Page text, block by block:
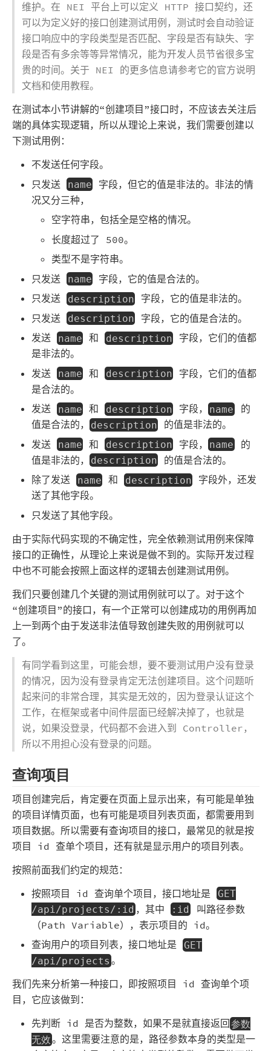
维护。在 NEI 平台上可以定义 HTTP 接口契约，还
可以为定义好的接口创建测试用例，测试时会自动验证
接口响应中的字段类型是否匹配、字段是否有缺失、字
段是否有多余等等异常情况，能为开发人员节省很多宝
贵的时间。关于 NEI 的更多信息请参考它的官方说明
文档和使用教程。
在测试本小节讲解的“创建项目”接口时，不应该去关注后
端的具体实现逻辑，所以从理论上来说，我们需要创建以
下测试用例：
不发送任何字段。
只发送
name
字段，但它的值是非法的。非法的情
况又分三种，
空字符串，包括全是空格的情况。
长度超过了 500。
类型不是字符串。
只发送
name
字段，它的值是合法的。
只发送
description
字段，它的值是非法的。
只发送
description
字段，它的值是合法的。
发送
name 和description
字段，它们的值都
是非法的。
发送
name 和description
字段，它们的值都
是合法的。
发送
name 和description 字段，name的
值是合法的，
description
的值是非法的。
发送
name 和description 字段，name的
值是非法的，
description
的值是合法的。
除了发送
name 和description
字段外，还发
送了其他字段。
只发送了其他字段。
由于实际代码实现的不确定性，完全依赖测试用例来保障
接口的正确性，从理论上来说是做不到的。实际开发过程
中也不可能会按照上面这样的逻辑去创建测试用例。
我们只要创建几个关键的测试用例就可以了。对于这个
“创建项目”的接口，有一个正常可以创建成功的用例再加
上一到两个由于发送非法值导致创建失败的用例就可以
了。
有同学看到这里，可能会想，要不要测试用户没有登录
的情况，因为没有登录肯定无法创建项目。这个问题听
起来问的非常合理，其实是无效的，因为登录认证这个
工作，在框架或者中间件层面已经解决掉了，也就是
说，如果没登录，代码都不会进入到 Controller，
所以不用担心没有登录的问题。
查询项目
项目创建完后，肯定要在页面上显示出来，有可能是单独
的项目详情页面，也有可能是项目列表页面，都需要用到
项目数据。所以需要有查询项目的接口，最常见的就是按
项目 id 查单个项目，还有就是显示用户的项目列表。
按照前面我们约定的规范：
按照项目 id 查询单个项目，接口地址是
GET
/api/projects/:id，其中 :id叫路径参数
（Path Variable），表示项目的 id。
查询用户的项目列表，接口地址是
GET
/api/projects。
我们先来分析第一种接口，即按照项目 id 查询单个项
目，它应该做到：
先判断 id 是否为整数，如果不是就直接返回 参数
无效。这里需要注意的是，路径参数本身的类型是一